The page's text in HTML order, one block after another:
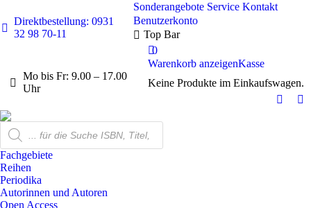
Direktbestellung: 0931
32 98 70-11
Mo bis Fr: 9.00 – 17.00
Uhr
Sonderangebote Service Kontakt
Benutzerkonto
Top Bar
0
Warenkorb anzeigenKasse
Keine Produkte im Einkaufswagen.
Products
search
Fachgebiete
Reihen
Periodika
Autorinnen und Autoren
Open Access